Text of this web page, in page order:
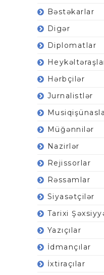
Bəstəkarlar
Digər
Diplomatlar
Hərbçilər
Jurnalistlər
Müğənnilər
Nazirlər
Rejissorlar
Rəssamlar
Siyasətçilər
Tarixi
Yazıçılar
İdmançılar
İxtiraçılar